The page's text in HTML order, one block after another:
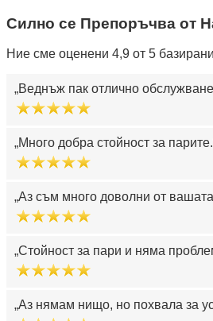
Силно се Препоръчва от
Ние сме оценени 4,9 от 5
Веднъж пак отлично
Много добра стойност за парите.
Аз съм много доволни от
Стойност за пари и няма
Аз нямам нищо, но похвала за